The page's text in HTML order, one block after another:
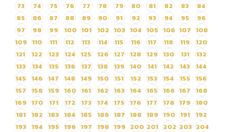
73
74 75 76 77 78 79 80 81 82 83
84
85
86 87 88 89 90 91 92 93 94 95
96
97
98 99 100 101 102 103 104 105 106 107 108
109 110 111 112 113 114 115 116 117 118 119
120
121
122 123 124 125 126 127 128 129 130 131
132
133
134 135 136 137 138 139 140 141 142 143
144
145
146 147 148 149 150 151 152 153 154 155
156
157
158 159 160 161 162 163 164 165 166 167
168
169 170 171 172 173 174 175 176 177 178 179
180
181
182 183 184 185 186 187 188 189 190 191
192
193 194 195 196 197 198 199 200 201 202 203 204